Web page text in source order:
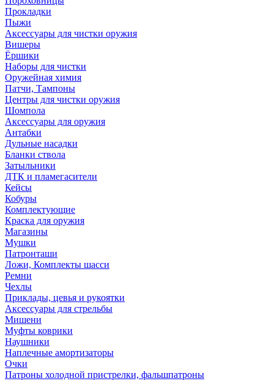
Прокладки
Пыжи
Аксессуары для чистки оружия
Вишеры
Ёршики
Наборы для чистки
Оружейная химия
Патчи, Тампоны
Центры для чистки оружия
Шомпола
Аксессуары для оружия
Антабки
Дульные насадки
Бланки ствола
Затыльники
ДТК и пламегасители
Кейсы
Кобуры
Комплектующие
Краска для оружия
Магазины
Мушки
Патронташи
Ложи, Комплекты шасси
Ремни
Чехлы
Приклады, цевья и рукоятки
Аксессуары для стрельбы
Мишени
Муфты коврики
Наушники
Наплечные амортизаторы
Очки
Патроны холодной пристрелки, фальшпатроны